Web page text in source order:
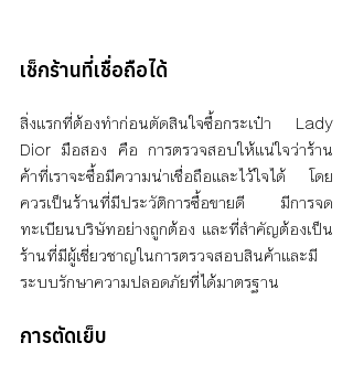
เช็กร้านที่เชื่อถือได้
สิ่งแรกที่ต้องทำก่อนตัดสินใจซื้อกระเป๋า Lady
Dior มือสอง คือ การตรวจสอบให้แน่ใจว่าร้าน
ค้าที่เราจะซื้อมีความน่าเชื่อถือและไว้ใจได้ โดย
ควรเป็นร้านที่มีประวัติการซื้อขายดี มีการจด
ทะเบียนบริษัทอย่างถูกต้อง และที่สำคัญต้องเป็น
ร้านที่มีผู้เชี่ยวชาญในการตรวจสอบสินค้าและมี
ระบบรักษาความปลอดภัยที่ได้มาตรฐาน
การตัดเย็บ